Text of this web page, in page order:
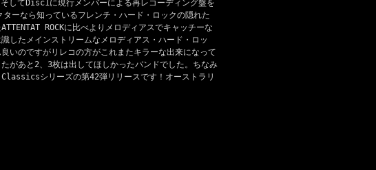
してDisc1に現行メンバーによる再レコーディング盤を
ーなら知っているフレンチ・ハード・ロックの隠れた
ROCKに比べよりメロディアスでキャッチーな
したメインストリームなメロディアス・ハード・ロッ
いのですがリレコの方がこれまたキラーな出来になって
があと2、3枚は出してほしかったバンドでした。ちなみ
シリーズの第42弾リリースです！オーストラリ